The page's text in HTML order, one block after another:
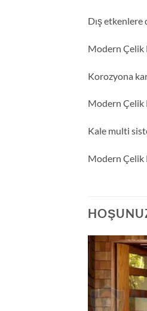
Dış etkenlere
Modern Çelik
Korozyona
Modern Çelik
Kale multi
Modern Çelik